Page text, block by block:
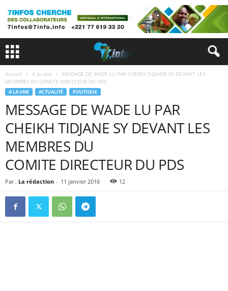
Accueil A la une
MESSAGE DE WADE LU PAR CHEIKH TIDJANE SY DEVANT LES
MEMBRES DU COMITE DIRECTEUR DU PDS
A LA UNE ACTUALITÉ POLITIQUE
MESSAGE DE WADE LU PAR
CHEIKH TIDJANE SY DEVANT LES
MEMBRES DU
COMITE DIRECTEUR DU PDS
Par . La rédaction - 11 janvier 2016 12